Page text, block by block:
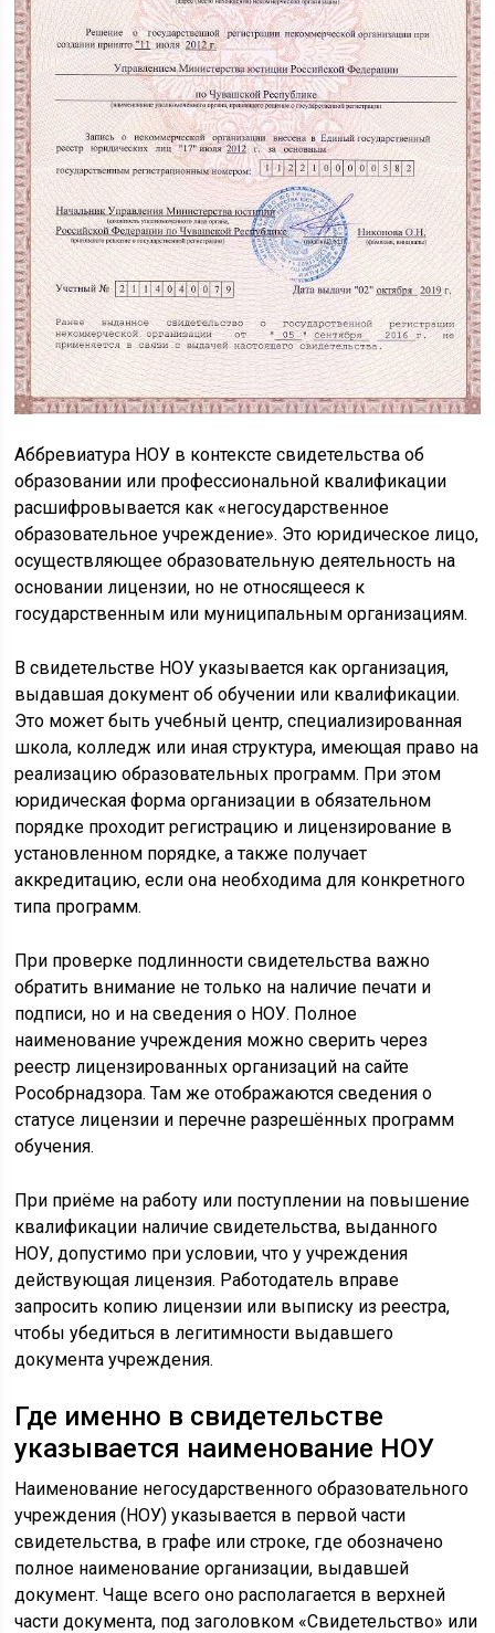
Аббревиатура НОУ в контексте свидетельства об
образовании или профессиональной квалификации
расшифровывается как «негосударственное
образовательное учреждение». Это юридическое лицо,
осуществляющее образовательную деятельность на
основании лицензии, но не относящееся к
государственным или муниципальным организациям.
В свидетельстве НОУ указывается как организация,
выдавшая документ об обучении или квалификации.
Это может быть учебный центр, специализированная
школа, колледж или иная структура, имеющая право на
реализацию образовательных программ. При этом
юридическая форма организации в обязательном
порядке проходит регистрацию и лицензирование в
установленном порядке, а также получает
аккредитацию, если она необходима для конкретного
типа программ.
При проверке подлинности свидетельства важно
обратить внимание не только на наличие печати и
подписи, но и на сведения о НОУ. Полное
наименование учреждения можно сверить через
реестр лицензированных организаций на сайте
Рособрнадзора. Там же отображаются сведения о
статусе лицензии и перечне разрешённых программ
обучения.
При приёме на работу или поступлении на повышение
квалификации наличие свидетельства, выданного
НОУ, допустимо при условии, что у учреждения
действующая лицензия. Работодатель вправе
запросить копию лицензии или выписку из реестра,
чтобы убедиться в легитимности выдавшего
документа учреждения.
Где именно в свидетельстве
указывается наименование НОУ
Наименование негосударственного образовательного
учреждения (НОУ) указывается в первой части
свидетельства, в графе или строке, где обозначено
полное наименование организации, выдавшей
документ. Чаще всего оно располагается в верхней
части документа, под заголовком «Свидетельство» или